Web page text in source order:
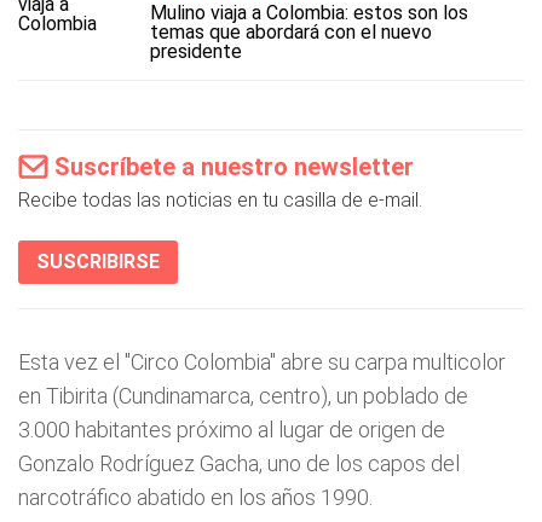
Mulino viaja a Colombia: estos son los
temas que abordará con el nuevo
presidente
Suscríbete a nuestro newsletter
Recibe todas las noticias en tu casilla de e-mail.
SUSCRIBIRSE
Esta vez el "Circo Colombia" abre su carpa multicolor
en Tibirita (Cundinamarca, centro), un poblado de
3.000 habitantes próximo al lugar de origen de
Gonzalo Rodríguez Gacha, uno de los capos del
narcotráfico abatido en los años 1990.